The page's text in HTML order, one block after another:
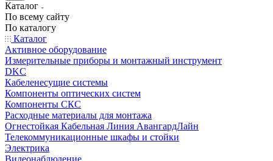
Каталог
По всему сайту
По каталогу
Каталог
Активное оборудование
Измерительные приборы и монтажный инструмент
DKC
Кабеленесущие системы
Компоненты оптических систем
Компоненты СКС
Расходные материалы для монтажа
Огнестойкая Кабельная Линия АвангардЛайн
Телекоммуникационные шкафы и стойки
Электрика
Видеонаблюдение